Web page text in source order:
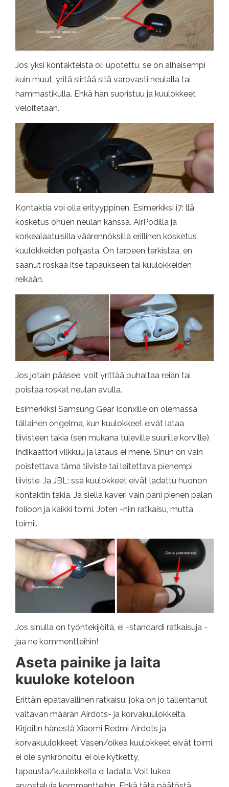
Jos yksi kontakteista oli upotettu, se on alhaisempi
kuin muut, yritä siirtää sitä varovasti neulalla tai
hammastikulla. Ehkä hän suoristuu ja kuulokkeet
veloitetaan.
Kontaktia voi olla erityyppinen. Esimerkiksi i7: llä
kosketus ohuen neulan kanssa. AirPodilla ja
korkealaatuisilla väärennöksillä erillinen kosketus
kuulokkeiden pohjasta. On tarpeen tarkistaa, en
saanut roskaa itse tapaukseen tai kuulokkeiden
reikään.
Jos jotain pääsee, voit yrittää puhaltaa reiän tai
poistaa roskat neulan avulla.
Esimerkiksi Samsung Gear Iconxille on olemassa
tällainen ongelma, kun kuulokkeet eivät lataa
tiivisteen takia (sen mukana tuleville suurille korville).
Indikaattori vilkkuu ja lataus ei mene. Sinun on vain
poistettava tämä tiiviste tai laitettava pienempi
tiiviste. Ja JBL: ssä kuulokkeet eivät ladattu huonon
kontaktin takia. Ja siellä kaveri vain pani pienen palan
folioon ja kaikki toimi. Joten -niin ratkaisu, mutta
toimii.
Jos sinulla on työntekijöitä, ei -standardi ratkaisuja -
jaa ne kommentteihin!
Aseta painike ja laita
kuuloke koteloon
Erittäin epätavallinen ratkaisu, joka on jo tallentanut
valtavan määrän Airdots- ja korvakuulokkeita.
Kirjoitin hänestä Xiaomi Redmi Airdots ja
korvakuulokkeet: Vasen/oikea kuulokkeet eivät toimi,
ei ole synkronoitu, ei ole kytketty,
tapausta/kuulokkeita ei ladata. Voit lukea